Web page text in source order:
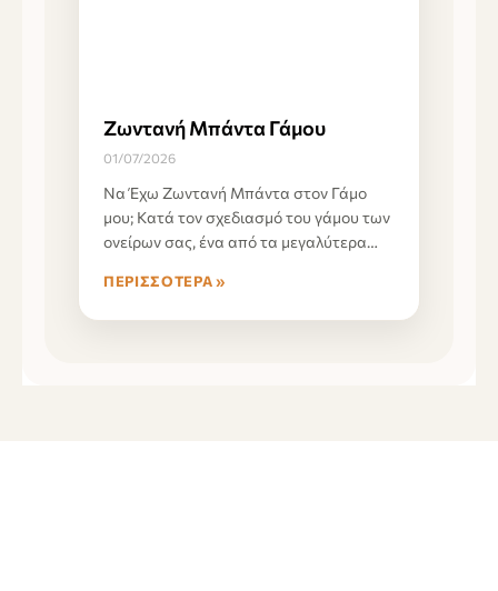
Ζωντανή Μπάντα Γάμου
01/07/2026
Να Έχω Ζωντανή Μπάντα στον Γάμο
μου; Κατά τον σχεδιασμό του γάμου των
ονείρων σας, ένα από τα μεγαλύτερα
ΠΕΡΙΣΣΌΤΕΡΑ »